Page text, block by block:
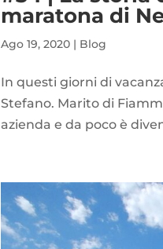
maratona di
Ago 19, 2020 | Blog
In questi giorni di
Stefano. Marito di
azienda e da poco è